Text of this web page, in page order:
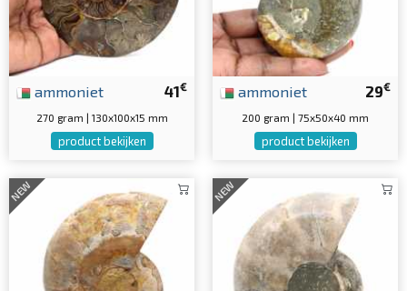
41€
ammoniet
270 gram | 130x100x15 mm
product bekijken
29€
ammoniet
200 gram | 75x50x40 mm
product bekijken
NEW NEW